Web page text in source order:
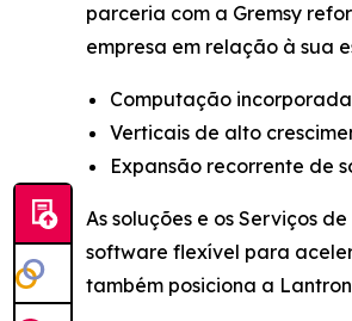
parceria com a Gremsy
empresa em relação à sua
Computação
Verticais de alto
Expansão recorrente de
As soluções e os Serviços
software flexível para
também posiciona a